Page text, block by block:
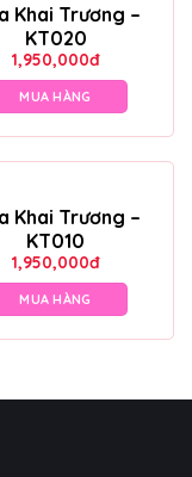
Khai Trương –
KT020
1,950,000đ
MUA HÀNG
Khai Trương –
KT010
1,950,000đ
MUA HÀNG